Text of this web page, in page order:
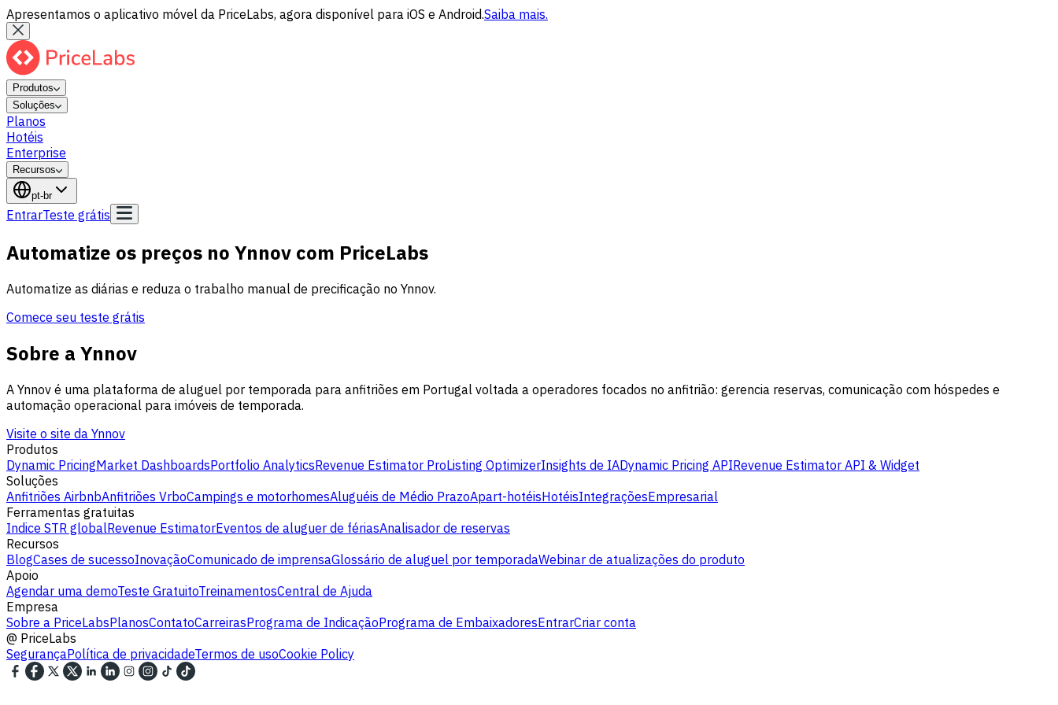
Apresentamos o aplicativo móvel da PriceLabs, agora disponível para iOS e Android.Saiba mais.
Produtos
Soluções
Planos
Hotéis
Enterprise
Recursos
pt-br
EntrarTeste grátis
Automatize os preços no Ynnov com PriceLabs
Automatize as diárias e reduza o trabalho manual de precificação no Ynnov.
Comece seu teste grátis
Sobre a Ynnov
A Ynnov é uma plataforma de aluguel por temporada para anfitriões em Portugal voltada a operadores focados no anfitrião: gerencia reservas, comunicação com hóspedes e
automação operacional para imóveis de temporada.
Visite o site da Ynnov
Produtos
Dynamic PricingMarket DashboardsPortfolio AnalyticsRevenue Estimator ProListing OptimizerInsights de IADynamic Pricing APIRevenue Estimator API & Widget
Soluções
Anfitriões AirbnbAnfitriões VrboCampings e motorhomesAluguéis de Médio PrazoApart-hotéisHotéisIntegraçõesEmpresarial
Ferramentas gratuitas
Indice STR globalRevenue EstimatorEventos de aluguer de fériasAnalisador de reservas
Recursos
BlogCases de sucessoInovaçãoComunicado de imprensaGlossário de aluguel por temporadaWebinar de atualizações do produto
Apoio
Agendar uma demoTeste GratuitoTreinamentosCentral de Ajuda
Empresa
Sobre a PriceLabsPlanosContatoCarreirasPrograma de IndicaçãoPrograma de EmbaixadoresEntrarCriar conta
@ PriceLabs
SegurançaPolítica de privacidadeTermos de usoCookie Policy